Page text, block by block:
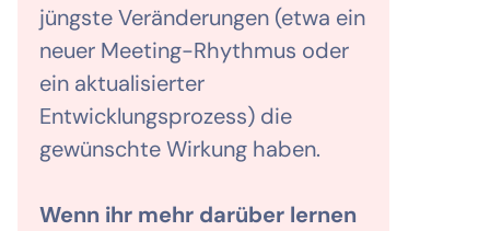
jüngste Veränderungen (etwa ein
neuer Meeting-Rhythmus oder
ein aktualisierter
Entwicklungsprozess) die
gewünschte Wirkung haben.
Wenn ihr mehr darüber lernen